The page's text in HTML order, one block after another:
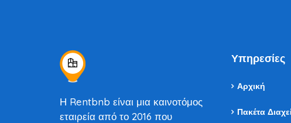
Η Rentbnb είναι μια καινοτόμος
εταιρεία από το 2016 που
Υπηρεσίες
Αρχική
Πακέτα